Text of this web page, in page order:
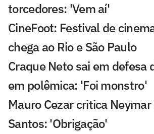
torcedores: 'Vem aí'
CineFoot: Festival de
chega ao Rio e São Paulo
Craque Neto sai em defesa
em polêmica: 'Foi monstro'
Mauro Cezar critica
Santos: 'Obrigação'